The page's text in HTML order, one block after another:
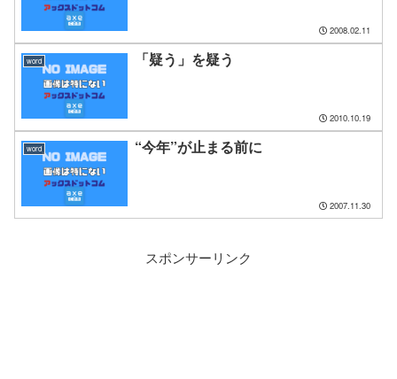
2008.02.11
word 「疑う」を疑う
2010.10.19
word “今年”が止まる前に
2007.11.30
スポンサーリンク